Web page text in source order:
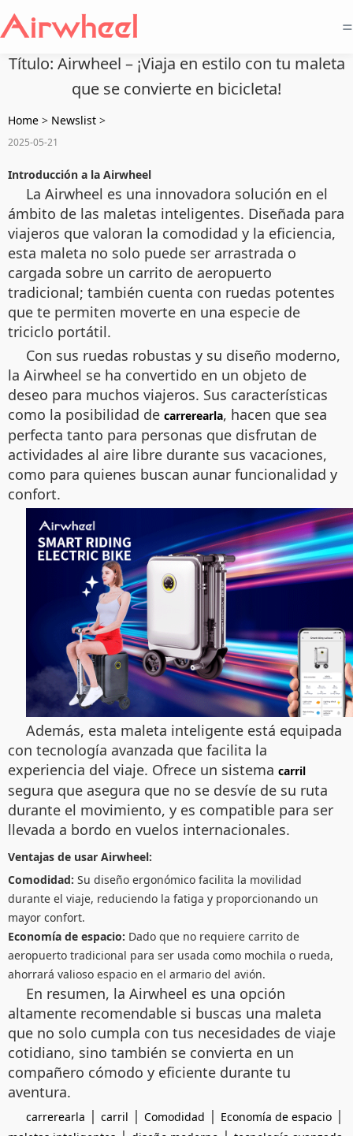
=
Título: Airwheel – ¡Viaja en estilo con tu maleta
que se convierte en bicicleta!
Home > Newslist >
2025-05-21
Introducción a la Airwheel
La Airwheel es una innovadora solución en el
ámbito de las maletas inteligentes. Diseñada para
viajeros que valoran la comodidad y la eficiencia,
esta maleta no solo puede ser arrastrada o
cargada sobre un carrito de aeropuerto
tradicional; también cuenta con ruedas potentes
que te permiten moverte en una especie de
triciclo portátil.
Con sus ruedas robustas y su diseño moderno,
la Airwheel se ha convertido en un objeto de
deseo para muchos viajeros. Sus características
como la posibilidad de carrerearla, hacen que sea
perfecta tanto para personas que disfrutan de
actividades al aire libre durante sus vacaciones,
como para quienes buscan aunar funcionalidad y
confort.
Además, esta maleta inteligente está equipada
con tecnología avanzada que facilita la
experiencia del viaje. Ofrece un sistema carril
segura que asegura que no se desvíe de su ruta
durante el movimiento, y es compatible para ser
llevada a bordo en vuelos internacionales.
Ventajas de usar Airwheel:
Comodidad: Su diseño ergonómico facilita la movilidad
durante el viaje, reduciendo la fatiga y proporcionando un
mayor confort.
Economía de espacio: Dado que no requiere carrito de
aeropuerto tradicional para ser usada como mochila o rueda,
ahorrará valioso espacio en el armario del avión.
En resumen, la Airwheel es una opción
altamente recomendable si buscas una maleta
que no solo cumpla con tus necesidades de viaje
cotidiano, sino también se convierta en un
compañero cómodo y eficiente durante tu
aventura.
carrerearla | carril | Comodidad | Economía de espacio |